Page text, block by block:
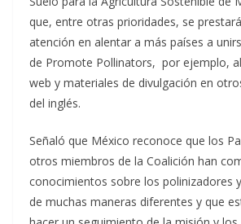
que, entre otras prioridades, se
atención en alentar a más países a
de Promote Pollinators, por ejemplo,
web y materiales de divulgación en
del inglés.
Señaló que México reconoce que los
otros miembros de la Coalición han
conocimientos sobre los polinizadores
de muchas maneras diferentes y que